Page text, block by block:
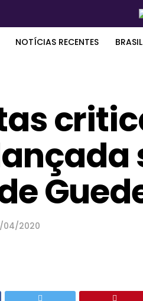
NOTÍCIAS RECENTES BRASIL
04/2020